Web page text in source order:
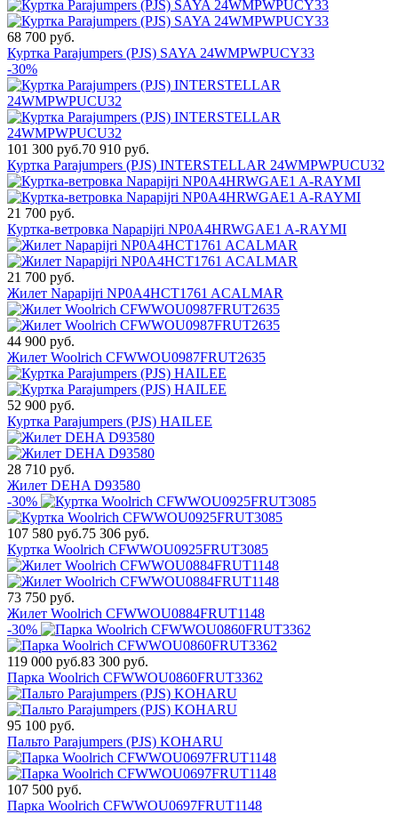
68 700 руб.
Куртка Parajumpers (PJS) SAYA 24WMPWPUCY33
-30%
101 300 руб.70 910 руб.
Куртка Parajumpers (PJS) INTERSTELLAR 24WMPWPUCU32
21 700 руб.
Куртка-ветровка Napapijri NP0A4HRWGAE1 A-RAYMI
21 700 руб.
Жилет Napapijri NP0A4HCT1761 ACALMAR
44 900 руб.
Жилет Woolrich CFWWOU0987FRUT2635
52 900 руб.
Куртка Parajumpers (PJS) HAILEE
28 710 руб.
Жилет DEHA D93580
-30%
107 580 руб.75 306 руб.
Куртка Woolrich CFWWOU0925FRUT3085
73 750 руб.
Жилет Woolrich CFWWOU0884FRUT1148
-30%
119 000 руб.83 300 руб.
Парка Woolrich CFWWOU0860FRUT3362
95 100 руб.
Пальто Parajumpers (PJS) KOHARU
107 500 руб.
Парка Woolrich CFWWOU0697FRUT1148